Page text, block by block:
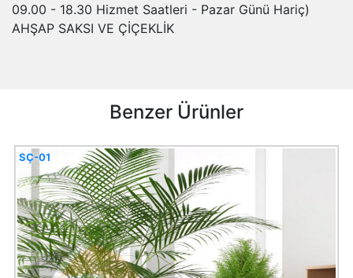
09.00 - 18.30 Hizmet Saatleri - Pazar Günü Hariç)
AHŞAP SAKSI VE ÇİÇEKLİK
Benzer Ürünler
SÇ-01